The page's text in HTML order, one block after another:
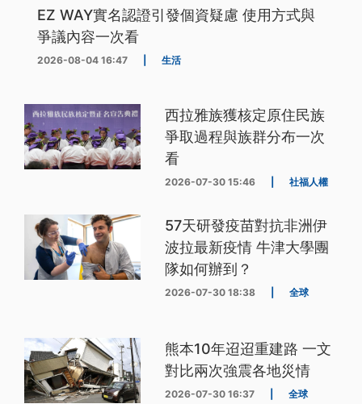
EZ WAY實名認證引發個資疑慮 使用方式與
爭議內容一次看
2026-08-04 16:47 生活
西拉雅族獲核定原住民族
爭取過程與族群分布一次
看
2026-07-30 15:46 社福人權
57天研發疫苗對抗非洲伊
波拉最新疫情 牛津大學團
隊如何辦到？
2026-07-30 18:38 全球
熊本10年迢迢重建路 一文
對比兩次強震各地災情
2026-07-30 16:37 全球